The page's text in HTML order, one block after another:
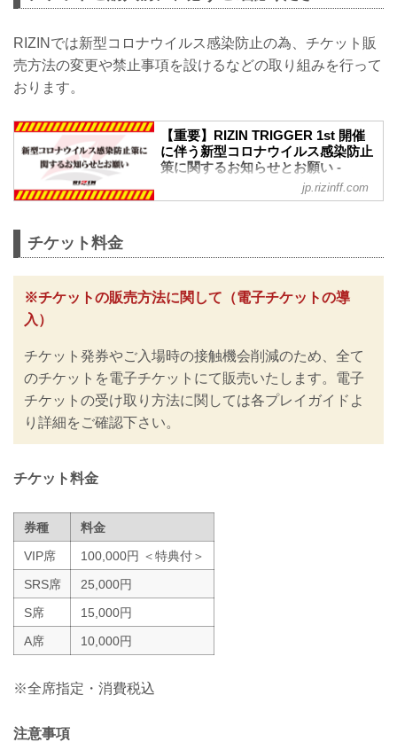
RIZINでは新型コロナウイルス感染防止の為、チケット販
売方法の変更や禁止事項を設けるなどの取り組みを行って
おります。
【重要】RIZIN TRIGGER 1st 開催
に伴う新型コロナウイルス感染防止
策に関するお知らせとお願い -
RIZIN FIGHTING FEDERATION オ
フィシャルサイト
い。
RIZINではイベント開催に際し、日本スポ
ーツ協会が作成した「スポーツイベント
の再開に向けた感染拡大予防ガイドライ
入退場規制の実施、また禁止事項を設け
るなど、新たな取り組みを行いますので
ご案内いたします。
皆さまには大変ご不便をおかけいたしま
すが、安心してご来場・ご観戦いただけ
ますよう努めてまいりますので、何卒ご
jp.rizinff.com
チケット料金
※チケットの販売方法に関して（電子チケットの導
入）
チケット発券やご入場時の接触機会削減のため、全て
のチケットを電子チケットにて販売いたします。電子
チケットの受け取り方法に関しては各プレイガイドよ
り詳細をご確認下さい。
チケット料金
券種
料金
VIP席
100,000円 ＜特典付＞
SRS席
25,000円
S席
15,000円
A席
10,000円
※全席指定・消費税込
注意事項